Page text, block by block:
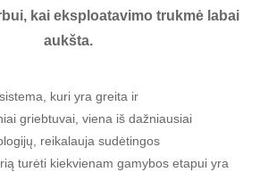
kai eksploatavimo trukmė labai
aukšta.
kuri yra greita ir
griebtuvai, viena iš dažniausiai
reikalauja sudėtingos
turėti kiekvienam gamybos etapui yra